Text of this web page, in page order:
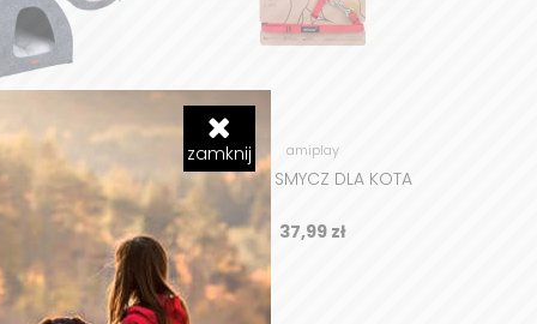
amiplay
LEGOWISKO DLA
2W1 - HYGGE
zł
amiplay
SZELKI I SMYCZ DLA KOTA
37,99 zł
zamknij